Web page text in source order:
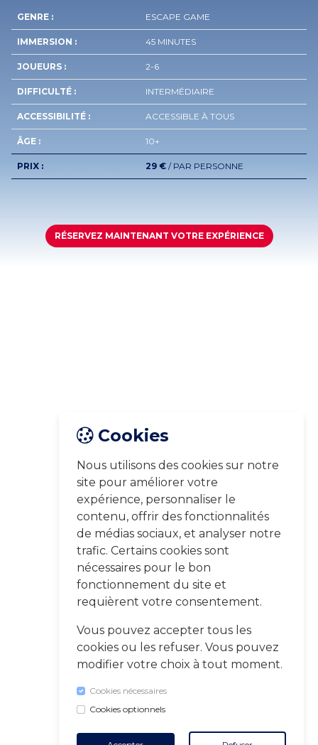
Cookies
Nous utilisons des cookies sur notre
site pour améliorer votre
expérience, personnaliser le
contenu, offrir des fonctionnalités
de médias sociaux, et analyser notre
trafic. Certains cookies sont
nécessaires pour le bon
fonctionnement du site et
requièrent votre consentement.
Vous pouvez accepter tous les
cookies ou les refuser. Vous pouvez
modifier votre choix à tout moment.
Cookies nécessaires
Cookies optionnels
GENRE : ESCAPE GAME
IMMERSION : 45 MINUTES
JOUEURS : 2-6
DIFFICULTÉ : INTERMÉDIAIRE
ACCESSIBILITÉ : ACCESSIBLE À TOUS
ÂGE : 10+
PRIX : 29 € / PAR PERSONNE
RÉSERVEZ MAINTENANT VOTRE EXPÉRIENCE